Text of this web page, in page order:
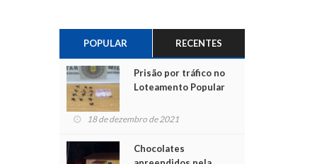
POPULAR RECENTES
Prisão por tráfico no
Loteamento Popular
18 de dezembro de 2021
Chocolates